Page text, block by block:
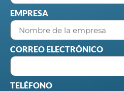
EMPRESA
CORREO ELECTRÓNICO
TELÉFONO